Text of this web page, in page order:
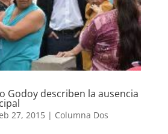
Godoy describen la ausencia
27, 2015| Columna Dos